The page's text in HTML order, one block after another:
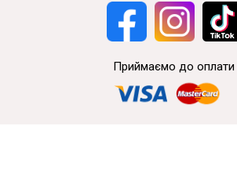
Приймаємо до оплати